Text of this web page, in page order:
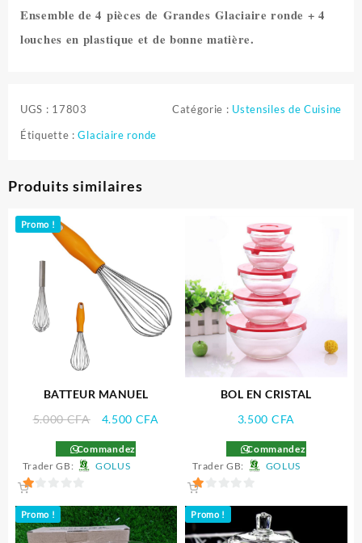
Ensemble de 4 pièces de GrandesGlaciaire ronde + 4
louches en plastique et de bonne matière.
UGS : 17803 Catégorie : Ustensiles de Cuisine
Étiquette :Glaciaire ronde
Produits similaires
Promo !
BATTEUR MANUEL
5.000CFA
Le
initial
était :
4.500 CFA
4.500 CFA.
Commandez
Trader GB:
GOLUS
sur
5
BOL EN CRISTAL
3.500 CFA
Commandez
Trader GB:
GOLUS
sur
5
Promo ! Promo !